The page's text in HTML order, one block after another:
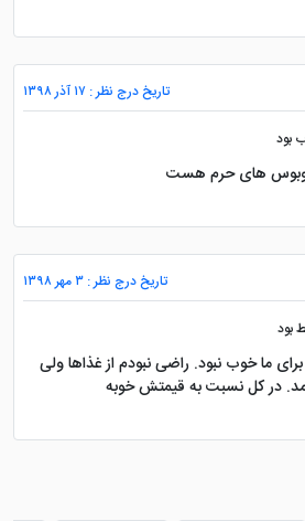
تاریخ درج نظر : ۱۷ آذر ۱۳۹۸
بود
های حرم هست
تاریخ درج نظر : ۳ مهر ۱۳۹۸
بود
ما خوب نبود. راضی نبودم از غذاها ولی
در کل نسبت به قیمتش خوبه